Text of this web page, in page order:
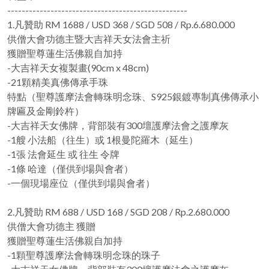
--------------------------------------------------
1.凡贊助 RM 1688 / USD 368 / SGD 508 / Rp.6.680.000
供僧大會功德主暨大吉祥天女法會主祈
獲贈聖尊蓮生活佛親自加持
-大吉祥天女複製畫(90cm x 48cm)
-21顆精美真佛傳承手珠
特點（聖尊護摩法會轉珠明念珠、S925銀鍍專制真佛傳承小
牌匾及金剛鈴杵）
-大吉祥天女佛牌，背部裝有300壇護摩法會之護摩灰
-1艘 小法船（往生）或 1根曼陀羅木（延生）
-1張 法會延生 或 往生 令牌
-1條 哈達（僅供到場與會者）
-一個現場座位（僅供到場與會者）
2.凡贊助 RM 688 / USD 168 / SGD 208 / Rp.2.680.000
供僧大會功德主 獲贈
獲贈聖尊蓮生活佛親自加持
-1顆聖尊護摩法會轉珠明念珠的珠子